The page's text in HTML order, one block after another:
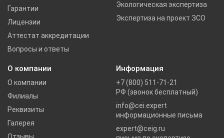
Гарантии
Лицензии
Аттестат аккредитации
Вопросы и ответы
Экологическая экспертиза
Экспертиза на проект ЗСО
О компании
О компании
Филиалы
Реквизиты
Галерея
Информация
+7 (800) 511-71-21
РФ (звонок бесплатный)
info@cei.expert
информационные письма
expert@ceig.ru